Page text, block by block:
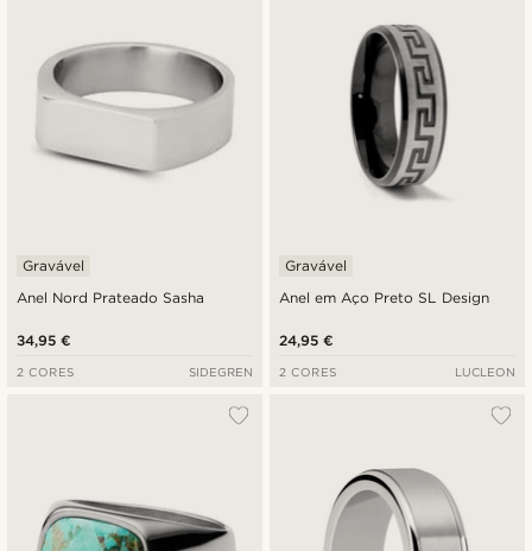
Anel Nord Prateado Sasha
Gravável
34,95 €
2 CORES SIDEGREN
Anel em Aço Preto SL Design
Gravável
24,95 €
2 CORES LUCLEON